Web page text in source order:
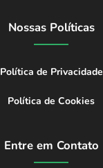
Nossas Políticas
Política de Privacidade
Política de Cookies
Entre em Contato